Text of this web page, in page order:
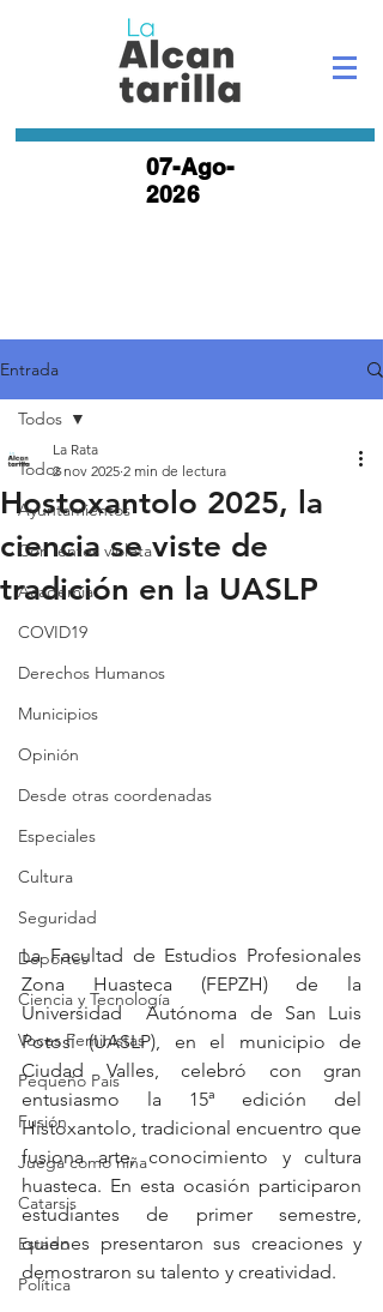
07-Ago-
2026
Entrada
Todos
Ayuntamientos
Con lentes violeta
Academia
COVID19
Derechos Humanos
Municipios
Opinión
Desde otras coordenadas
Especiales
Cultura
Seguridad
Deportes
Ciencia y Tecnología
Voces Feministas
Pequeño País
Fusión
Juega como niña
Catarsis
Estado
Política
Todos
Hostoxantolo 2025, la
ciencia se viste de
tradición en la UASLP
La Rata
2 nov 2025 2 min de lectura
La Facultad de Estudios Profesionales
Zona Huasteca (FEPZH) de la
Universidad  Autónoma de San Luis
Potosí (UASLP), en el municipio de
Ciudad Valles, celebró con gran
entusiasmo la 15ª edición del
Histoxantolo, tradicional encuentro que
fusiona arte, conocimiento y cultura
huasteca. En esta ocasión participaron
estudiantes de primer semestre,
quienes presentaron sus creaciones y
demostraron su talento y creatividad.